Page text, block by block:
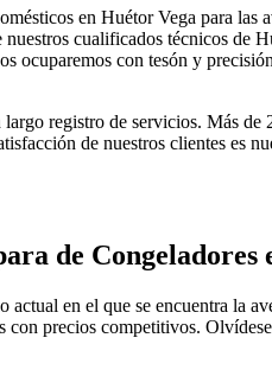
en Huétor Vega para las
cualificados técnicos
ocuparemos con tesón y
registro de servicios. Más
de nuestros clientes es
de
en el que se encuentra la
precios competitivos.